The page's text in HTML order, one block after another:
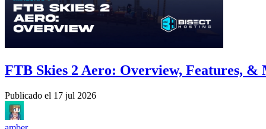
FTB Skies 2 Aero: Overview, Features, &
Publicado el 17 jul 2026